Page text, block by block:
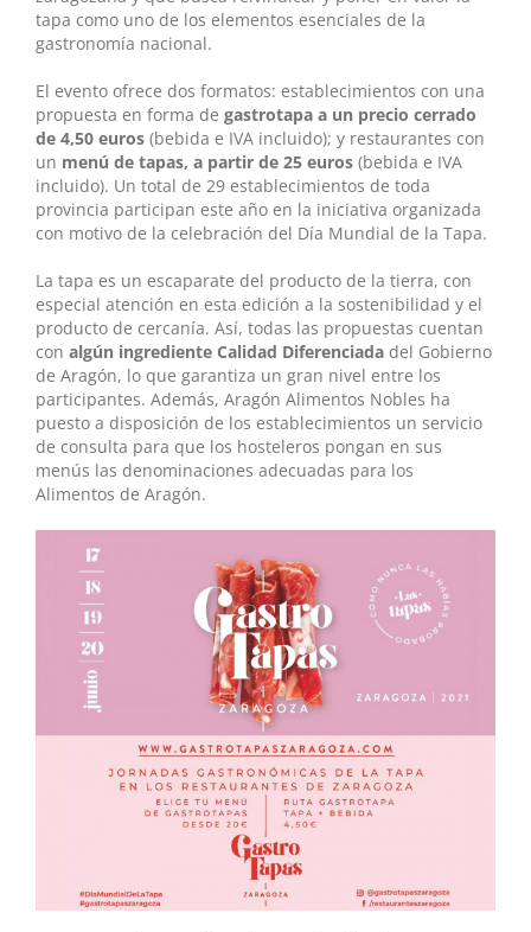
tapa como uno de los elementos esenciales de la
gastronomía nacional.
El evento ofrece dos formatos: establecimientos con una
propuesta en forma de gastrotapa a un precio cerrado
de 4,50 euros (bebida e IVA incluido); y restaurantes con
un menú de tapas, a partir de 25 euros (bebida e IVA
incluido). Un total de 29 establecimientos de toda
provincia participan este año en la iniciativa organizada
con motivo de la celebración del Día Mundial de la Tapa.
La tapa es un escaparate del producto de la tierra, con
especial atención en esta edición a la sostenibilidad y el
producto de cercanía. Así, todas las propuestas cuentan
con algún ingrediente Calidad Diferenciada del Gobierno
de Aragón, lo que garantiza un gran nivel entre los
participantes. Además, Aragón Alimentos Nobles ha
puesto a disposición de los establecimientos un servicio
de consulta para que los hosteleros pongan en sus
menús las denominaciones adecuadas para los
Alimentos de Aragón.